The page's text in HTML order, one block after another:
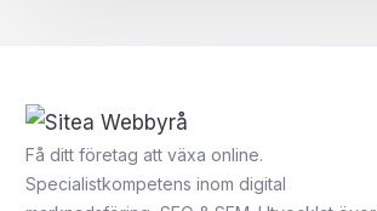
Få ditt företag att växa online.
Specialistkompetens inom digital